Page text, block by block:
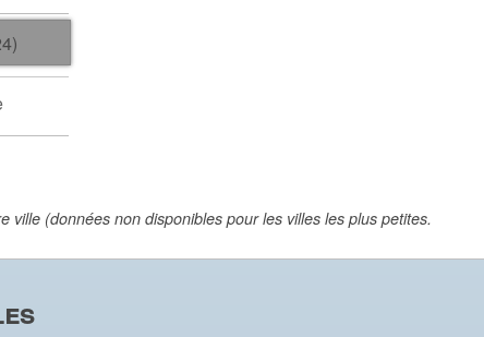
(données non disponibles pour les villes les plus petites.